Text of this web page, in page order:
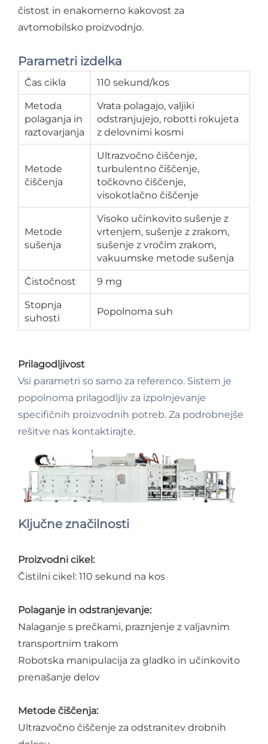
čistost in enakomerno kakovost za
avtomobilsko proizvodnjo.
Parametri izdelka
Čas cikla 110 sekund/kos
Metoda
polaganja in
raztovarjanja
Vrata polagajo, valjiki
odstranjujejo, robotti rokujeta
z delovnimi kosmi
Metode
čiščenja
Ultrazvočno čiščenje,
turbulentno čiščenje,
točkovno čiščenje,
visokotlačno čiščenje
Metode
sušenja
Visoko učinkovito sušenje z
vrtenjem, sušenje z zrakom,
sušenje z vročim zrakom,
vakuumske metode sušenja
Čistočnost 9 mg
Stopnja
suhosti
Popolnoma suh
Prilagodljivost
Vsi parametri so samo za referenco. Sistem je
popolnoma prilagodljiv za izpolnjevanje
specifičnih proizvodnih potreb. Za podrobnejše
rešitve nas kontaktirajte.
Ključne značilnosti
Proizvodni cikel:
Čistilni cikel: 110 sekund na kos
Polaganje in odstranjevanje:
Nalaganje s prečkami, praznjenje z valjavnim
transportnim trakom
Robotska manipulacija za gladko in učinkovito
prenašanje delov
Metode čiščenja:
Ultrazvočno čiščenje za odstranitev drobnih